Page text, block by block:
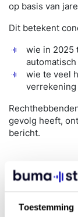
Toestemming
op basis van
Dit betekent
wie in 2025
wie te veel
gevolg heeft,
bericht.
Veel